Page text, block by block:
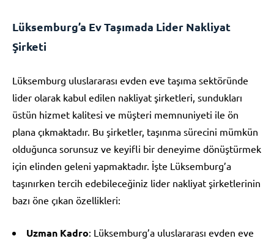
Lüksemburg’a Ev Taşımada Lider Nakliyat
Şirketi
Lüksemburg uluslararası evden eve taşıma sektöründe
lider olarak kabul edilen nakliyat şirketleri, sundukları
üstün hizmet kalitesi ve müşteri memnuniyeti ile ön
plana çıkmaktadır. Bu şirketler, taşınma sürecini mümkün
olduğunca sorunsuz ve keyifli bir deneyime dönüştürmek
için elinden geleni yapmaktadır. İşte Lüksemburg’a
taşınırken tercih edebileceğiniz lider nakliyat şirketlerinin
bazı öne çıkan özellikleri:
Uzman Kadro: Lüksemburg’a uluslararası evden eve